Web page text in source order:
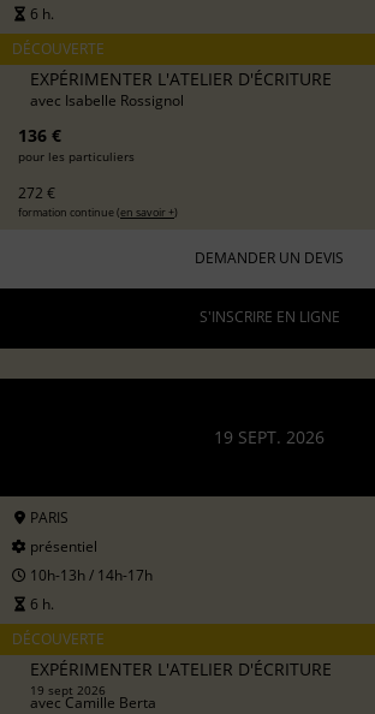
6 h.
DÉCOUVERTE
EXPÉRIMENTER L'ATELIER D'ÉCRITURE
avec Isabelle Rossignol
136 €
pour les particuliers
272 €
formation continue (en savoir +)
DEMANDER UN DEVIS
S'INSCRIRE EN LIGNE
19 SEPT. 2026
PARIS
présentiel
10h-13h / 14h-17h
6 h.
DÉCOUVERTE
EXPÉRIMENTER L'ATELIER D'ÉCRITURE
19 sept 2026
avecCamille Berta